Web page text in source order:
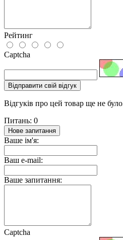
Рейтинг
Captcha
Відправити свій відгук
Відгуків про цей товар ще не
Питань: 0
Нове запитання
Ваше ім'я:
Ваш e-mail:
Ваше запитання:
Captcha